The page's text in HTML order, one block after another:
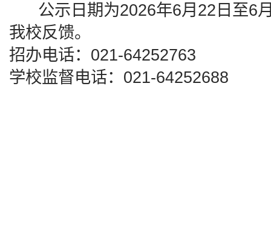
公示日期为2026年6月22日至6
我校反馈。
招办电话：021-64252763
学校监督电话：021-64252688